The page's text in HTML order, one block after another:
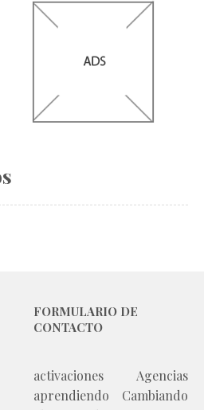
FORMULARIO DE
CONTACTO
activaciones
Agencias
aprendiendo
Cambiando